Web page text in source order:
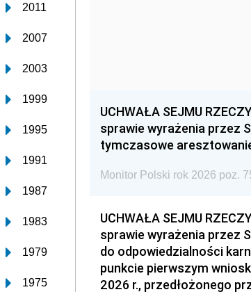
2011
2007
2003
1999
1995
1991
1987
1983
1979
1975
UCHWAŁA SEJMU
sprawie wyrażenia przez
tymczasowe
Monitor Polski rok 2026 poz.
UCHWAŁA SEJMU
sprawie wyrażenia przez
do odpowiedzialności
punkcie pierwszym
2026 r., przedłożonego